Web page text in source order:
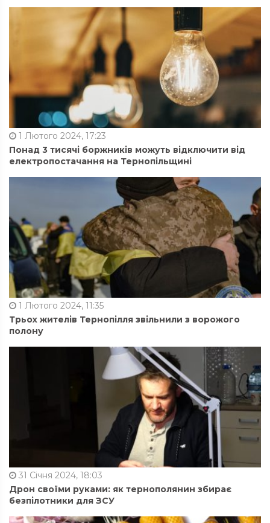
1 Лютого 2024, 17:23
Понад 3 тисячі боржників можуть відключити від
електропостачання на Тернопільщині
1 Лютого 2024, 11:35
Трьох жителів Тернопілля звільнили з ворожого
полону
31 Січня 2024, 18:03
Дрон своїми руками: як тернополянин збирає
безпілотники для ЗСУ